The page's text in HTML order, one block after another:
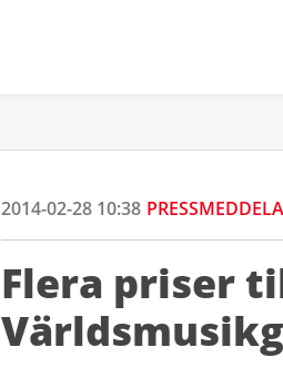
2014-02-28 10:38
Flera priser